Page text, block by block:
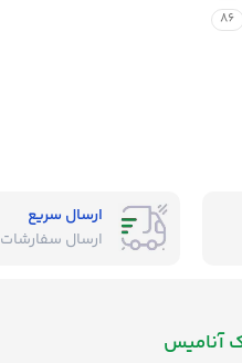
86
ارسال سریع
ارسال سفارشات
آنامیس